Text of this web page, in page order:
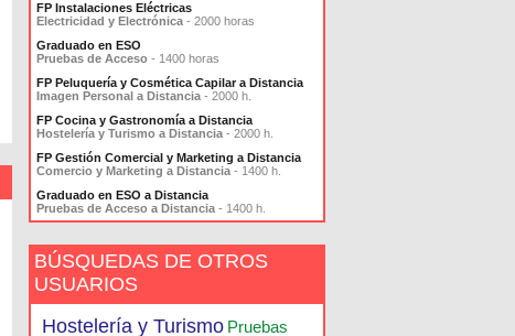
FP Instalaciones Eléctricas
Electricidad y Electrónica - 2000 horas
Graduado en ESO
Pruebas de Acceso - 1400 horas
FP Peluquería y Cosmética Capilar a Distancia
Imagen Personal a Distancia - 2000 h.
FP Cocina y Gastronomía a Distancia
Hostelería y Turismo a Distancia - 2000 h.
FP Gestión Comercial y Marketing a Distancia
Comercio y Marketing a Distancia - 1400 h.
Graduado en ESO a Distancia
Pruebas de Acceso a Distancia - 1400 h.
BÚSQUEDAS DE OTROS
USUARIOS
Hostelería y Turismo Pruebas